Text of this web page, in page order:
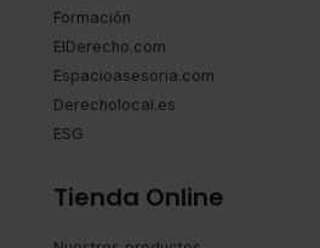
Formación
ElDerecho.com
Espacioasesoria.com
Derecholocal.es
ESG
Tienda Online